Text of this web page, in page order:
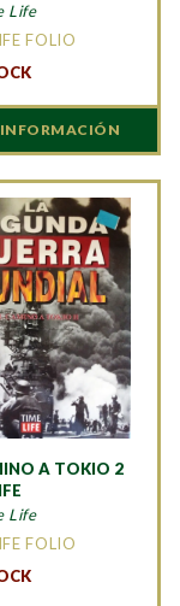
Life
FOLIO
A TOKIO 2
Life
FOLIO